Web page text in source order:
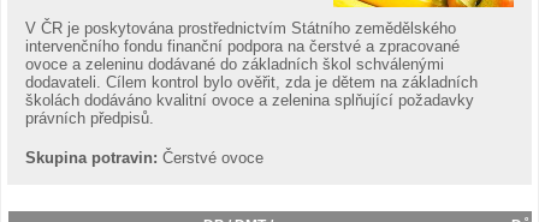
V ČR je poskytována prostřednictvím Státního zemědělského
intervenčního fondu finanční podpora na čerstvé a zpracované
ovoce a zeleninu dodávané do základních škol schválenými
dodavateli. Cílem kontrol bylo ověřit, zda je dětem na základních
školách dodáváno kvalitní ovoce a zelenina splňující požadavky
právních předpisů.
Skupina potravin: Čerstvé ovoce